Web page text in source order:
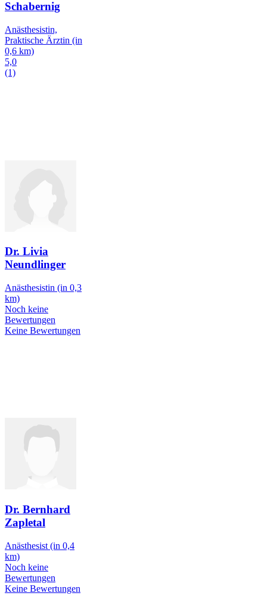
Schabernig
Anästhesistin,
Praktische Ärztin (in
0,6 km)
5,0
(1)
Dr. Livia
Neundlinger
Anästhesistin (in 0,3
km)
Noch keine
Bewertungen
Keine Bewertungen
Dr. Bernhard
Zapletal
Anästhesist (in 0,4
km)
Noch keine
Bewertungen
Keine Bewertungen